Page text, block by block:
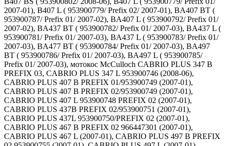
2007-01), B407 L ( 953900779/ Prefix 02/ 2007-01), BA407 BT (
953900787/ Prefix 01/ 2007-02), BA407 L ( 953900792/ Prefix 01/
2007-02), BA437 BT ( 953900782/ Prefix 01/ 2007-03), BA437 L (
953900781/ Prefix 01/ 2007-03), BA437 L ( 953900783/ Prefix 01/
2007-03), BA477 BT ( 953900784/ Prefix 01/ 2007-03), BA497
BT ( 953900786/ Prefix 01/ 2007-03), BA497 L ( 953900785/
Prefix 01/ 2007-03), мотокос McCulloch CABRIO PLUS 347 B
PREFIX 03, CABRIO PLUS 347 L 953900746 (2008-06),
CABRIO PLUS 407 B PREFIX 01/953900749 (2007-01),
CABRIO PLUS 407 B PREFIX 02/953900749 (2007-01),
CABRIO PLUS 407 L 953900748 PREFIX 02 (2007-01),
CABRIO PLUS 437B PREFIX 02/953900751 (2007-01),
CABRIO PLUS 437L 953900750/PREFIX 02 (2007-01),
CABRIO PLUS 467 B PREFIX 02 966447301 (2007-01),
CABRIO PLUS 467 L (2007-01), CABRIO PLUS 497 B PREFIX